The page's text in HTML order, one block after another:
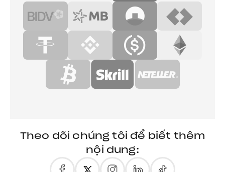
Theo dõi chúng tôi để biết thêm
nội dung: